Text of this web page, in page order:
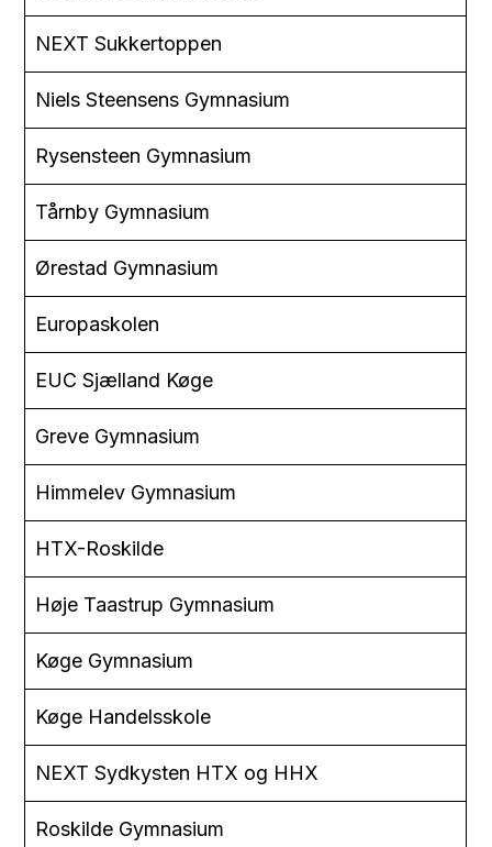
NEXT Sukkertoppen
Niels Steensens Gymnasium
Rysensteen Gymnasium
Tårnby Gymnasium
Ørestad Gymnasium
Europaskolen
EUC Sjælland Køge
Greve Gymnasium
Himmelev Gymnasium
HTX-Roskilde
Høje Taastrup Gymnasium
Køge Gymnasium
Køge Handelsskole
NEXT Sydkysten HTX og HHX
Roskilde Gymnasium